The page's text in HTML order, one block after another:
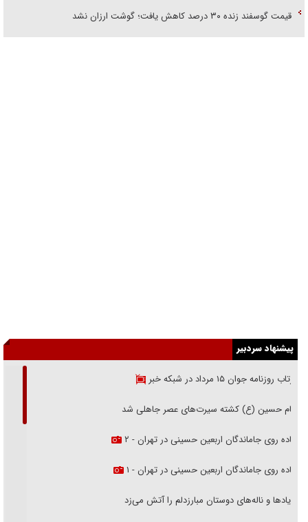
قیمت گوسفند زنده ۳۰ درصد کاهش یافت؛ گوشت ارزان نشد
پیشنهاد سردبیر
بازتاب روزنامه جوان ۱۵ مرداد در شبکه خبر
امام حسین (ع) کشته سیرت‌های عصر جاهلی شد
پیاده روی جاماندگان اربعین حسینی در تهران - ۲
پیاده روی جاماندگان اربعین حسینی در تهران - ۱
فریاد‌ها و ناله‌های دوستان مبارزدلم را آتش می‌زد